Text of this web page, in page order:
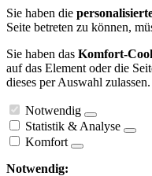
Sie haben die
Seite betreten zu können,
Sie haben das Komfort-
auf das Element oder die
dieses per Auswahl zulassen.
Notwendig
Statistik & Analyse
Komfort
Notwendig: